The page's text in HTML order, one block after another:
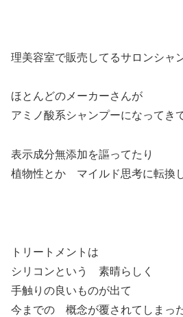
理美容室で販売してるサロンシャ
ほとんどのメーカーさんが
アミノ酸系シャンプーになってき
表示成分無添加を謳ってたり
植物性とか マイルド思考に転換し
トリートメントは
シリコンという 素晴らしく
手触りの良いものが出て
今までの 概念が覆されてしまった